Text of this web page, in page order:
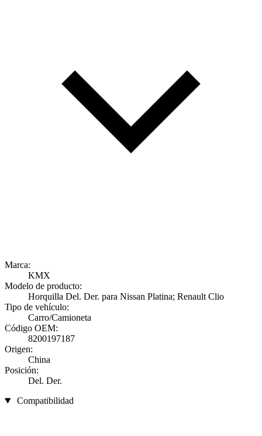
Marca:
KMX
Modelo de producto:
Horquilla Del. Der. para Nissan Platina; Renault Clio
Tipo de vehículo:
Carro/Camioneta
Código OEM:
8200197187
Origen:
China
Posición:
Del. Der.
Compatibilidad